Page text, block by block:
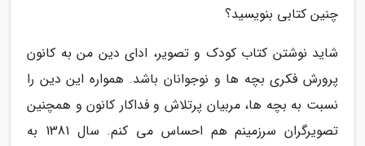
چنین کتابی بنویسید؟
شاید نوشتن کتاب کودک و تصویر، ادای دین من به کانون
پرورش فکری بچه ها و نوجوانان باشد. همواره این دین را
نسبت به بچه ها، مربیان پرتلاش و فداکار کانون و همچنین
تصویرگران سرزمینم هم احساس می کنم. سال 1381 به